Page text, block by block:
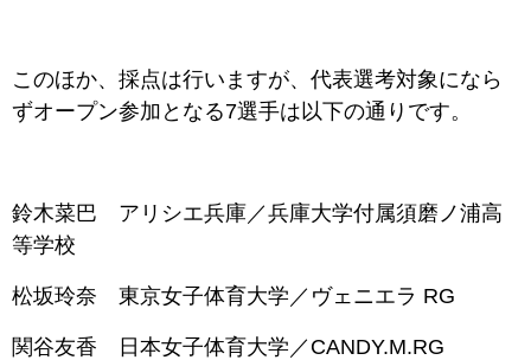
このほか、採点は行いますが、代表選考対象になら
ずオープン参加となる7選手は以下の通りです。
鈴木菜巴 アリシエ兵庫／兵庫大学付属須磨ノ浦高
等学校
松坂玲奈 東京女子体育大学／ヴェニエラ RG
関谷友香 日本女子体育大学／CANDY.M.RG